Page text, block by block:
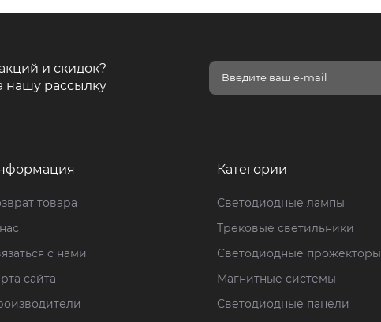
и скидок?
нашу рассылку
товара
с нами
сайта
Категории
Светодиодные лампы
Трековые светильники
Светодиодные прожекторы
Магнитные системы
Светодиодные панели